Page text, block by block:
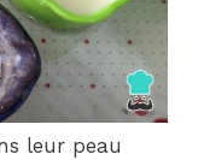
leur peau